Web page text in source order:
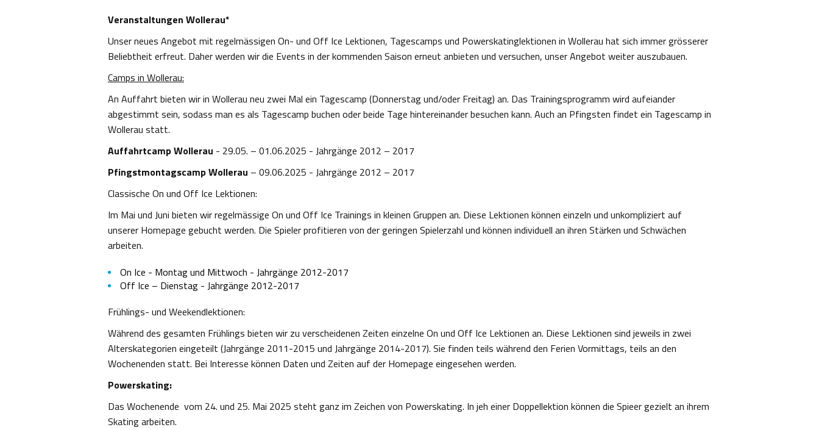
Veranstaltungen Wollerau*
Unser neues Angebot mit regelmässigen On- und Off Ice Lektionen, Tagescamps und Powerskatinglektionen in Wollerau hat sich immer grösserer
Beliebtheit erfreut. Daher werden wir die Events in der kommenden Saison erneut anbieten und versuchen, unser Angebot weiter auszubauen.
Camps in Wollerau:
An Auffahrt bieten wir in Wollerau neu zwei Mal ein Tagescamp (Donnerstag und/oder Freitag) an. Das Trainingsprogramm wird aufeiander
abgestimmt sein, sodass man es als Tagescamp buchen oder beide Tage hintereinander besuchen kann. Auch an Pfingsten findet ein Tagescamp in
Wollerau statt.
Auffahrtcamp Wollerau - 29.05. – 01.06.2025 - Jahrgänge 2012 – 2017
Pfingstmontagscamp Wollerau – 09.06.2025 - Jahrgänge 2012 – 2017
Classische On und Off Ice Lektionen:
Im Mai und Juni bieten wir regelmässige On und Off Ice Trainings in kleinen Gruppen an. Diese Lektionen können einzeln und unkompliziert auf
unserer Homepage gebucht werden. Die Spieler profitieren von der geringen Spielerzahl und können individuell an ihren Stärken und Schwächen
arbeiten.
On Ice - Montag und Mittwoch - Jahrgänge 2012-2017
Off Ice – Dienstag - Jahrgänge 2012-2017
Frühlings- und Weekendlektionen:
Während des gesamten Frühlings bieten wir zu verscheidenen Zeiten einzelne On und Off Ice Lektionen an. Diese Lektionen sind jeweils in zwei
Alterskategorien eingeteilt (Jahrgänge 2011-2015 und Jahrgänge 2014-2017). Sie finden teils während den Ferien Vormittags, teils an den
Wochenenden statt. Bei Interesse können Daten und Zeiten auf der Homepage eingesehen werden.
Powerskating:
Das Wochenende vom 24. und 25. Mai 2025 steht ganz im Zeichen von Powerskating. In jeh einer Doppellektion können die Spieer gezielt an ihrem
Skating arbeiten.